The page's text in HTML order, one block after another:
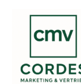
springen